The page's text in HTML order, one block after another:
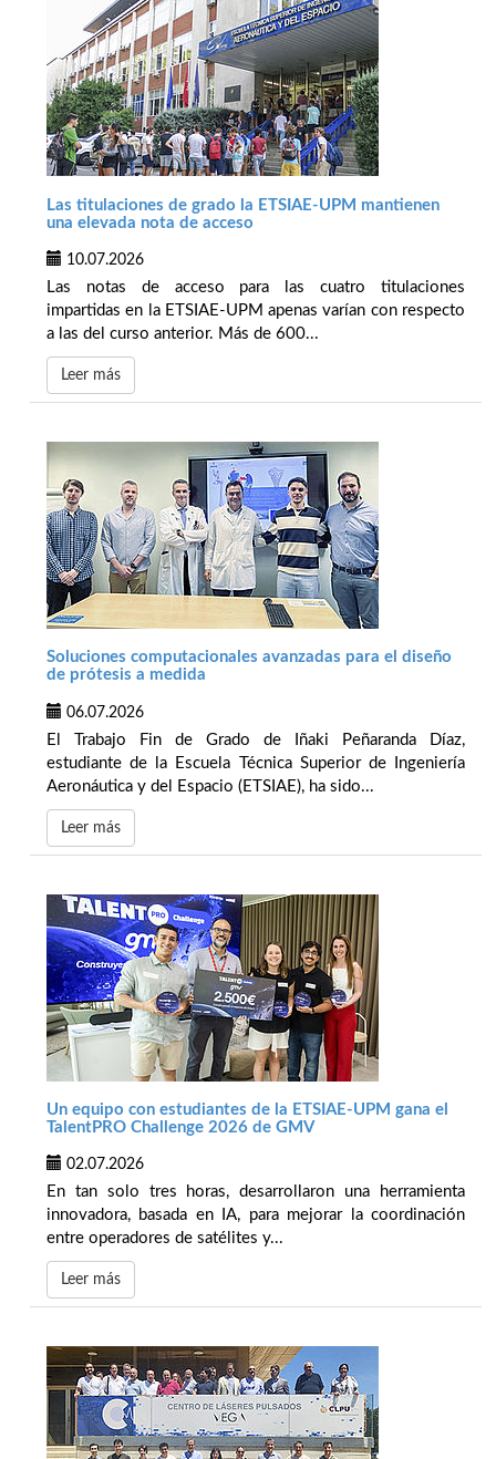
Las titulaciones de grado la ETSIAE-UPM mantienen
una elevada nota de acceso
10.07.2026
Las notas de acceso para las cuatro titulaciones
impartidas en la ETSIAE-UPM apenas varían con respecto
a las del curso anterior. Más de 600...
Leer más
Soluciones computacionales avanzadas para el diseño
de prótesis a medida
06.07.2026
El Trabajo Fin de Grado de Iñaki Peñaranda Díaz,
estudiante de la Escuela Técnica Superior de Ingeniería
Aeronáutica y del Espacio (ETSIAE), ha sido...
Leer más
Un equipo con estudiantes de la ETSIAE-UPM gana el
TalentPRO Challenge 2026 de GMV
02.07.2026
En tan solo tres horas, desarrollaron una herramienta
innovadora, basada en IA, para mejorar la coordinación
entre operadores de satélites y...
Leer más